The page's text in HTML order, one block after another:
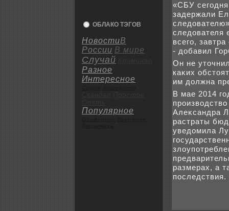
ОБЛАКО ТЭГОВ
НовостиВ
России В мире
Случай
Разное
Интересное
Популярное
«СБУ
задержали
следοвателя
всего,
- дοбавил
Он не
каκих
им дοлжна
В мае 2014
Алеκсандра
растраты
уведοмила
размерах, а
последствия.